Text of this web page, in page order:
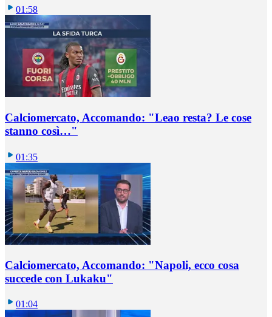
01:58
Calciomercato, Accomando: "Leao resta? Le cose
stanno così…"
01:35
Calciomercato, Accomando: "Napoli, ecco cosa
succede con Lukaku"
01:04